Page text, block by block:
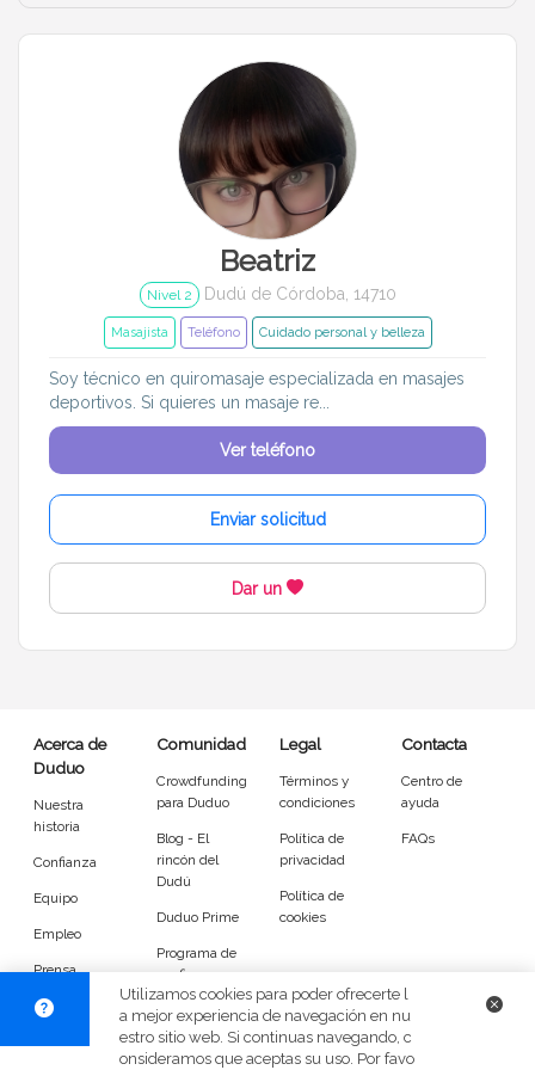
Entrenador Asistente
Nutricionista
Pedicura Depilación
Cerrar Filtrar
Beatriz
Nivel 2 Dudú de Córdoba, 14710
Masajista Teléfono Cuidado personal y belleza
Soy técnico en quiromasaje especializada en masajes
deportivos. Si quieres un masaje re...
Ver teléfono
Enviar solicitud
Dar un
Acerca de
Duduo
Nuestra
historia
Confianza
Equipo
Empleo
Prensa
Comunidad
Crowdfunding
para Duduo
Blog - El
rincón del
Dudú
Duduo Prime
Programa de
confianza
DuduoApp
para Android
Legal
Términos y
condiciones
Política de
privacidad
Política de
cookies
Contacta
Centro de
ayuda
FAQs
Utilizamos cookies para poder ofrecerte l
a mejor experiencia de navegación en nu
estro sitio web. Si continuas navegando, c
onsideramos que aceptas su uso. Por favo